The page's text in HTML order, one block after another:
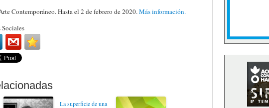
Contemporáneo. Hasta el 2 de febrero de 2020.Más información.
La superficie de una